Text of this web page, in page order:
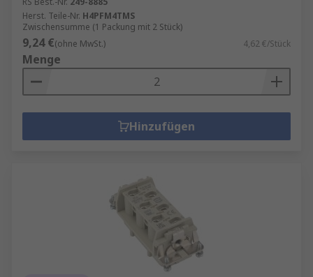
Herst. Teile-Nr. H4PFM4TMS
Zwischensumme (1 Packung mit 2 Stück)
9,24 €(ohne MwSt.) 4,62 €/Stück
Menge
Hinzufügen